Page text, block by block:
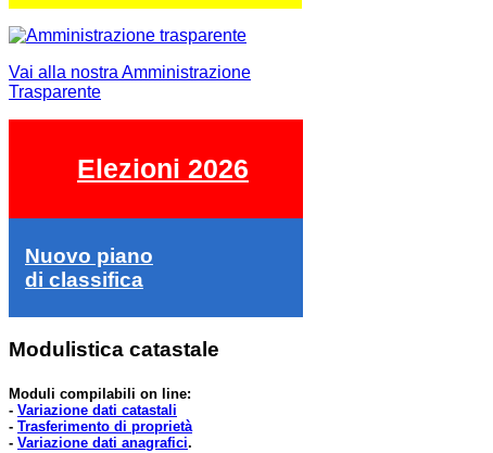
Vai alla nostra Amministrazione
Trasparente
Elezioni 2026
Nuovo piano
di classifica
Modulistica catastale
Moduli compilabili on line:
- Variazione dati catastali
- Trasferimento di proprietà
- Variazione dati anagrafici.